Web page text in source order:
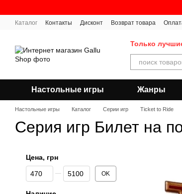
Каталог Контакты Дисконт Возврат товара
Только
Настольные игры Жанры
Настольные игры Каталог Серии игр Ticket to Ride
Серия игр Билет на
Цена, грн
От Цена, грн
До Цена, грн OK